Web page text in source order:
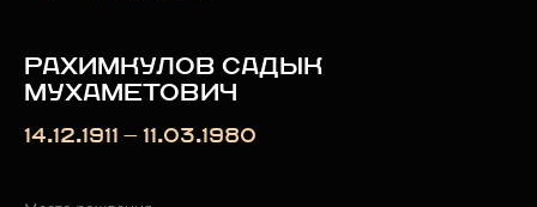
РАХИМКУЛОВ САДЫК
МУХАМЕТОВИЧ
14.12.1911 — 11.03.1980